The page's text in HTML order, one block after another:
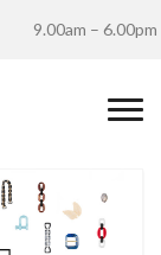
9.00am – 6.00pm